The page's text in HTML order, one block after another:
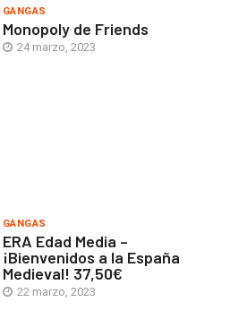
GANGAS
Monopoly de Friends
24 marzo, 2023
GANGAS
ERA Edad Media –
¡Bienvenidos a la España
Medieval! 37,50€
22 marzo, 2023